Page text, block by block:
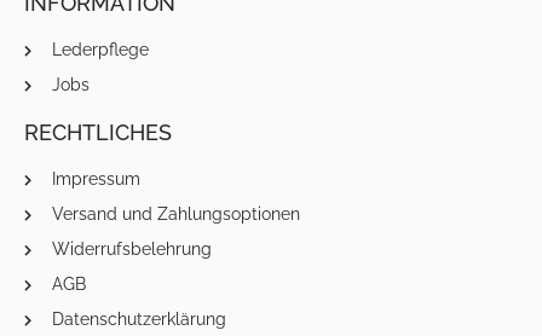
Lederpflege
Jobs
RECHTLICHES
Impressum
Versand und Zahlungsoptionen
Widerrufsbelehrung
AGB
Datenschutzerklärung